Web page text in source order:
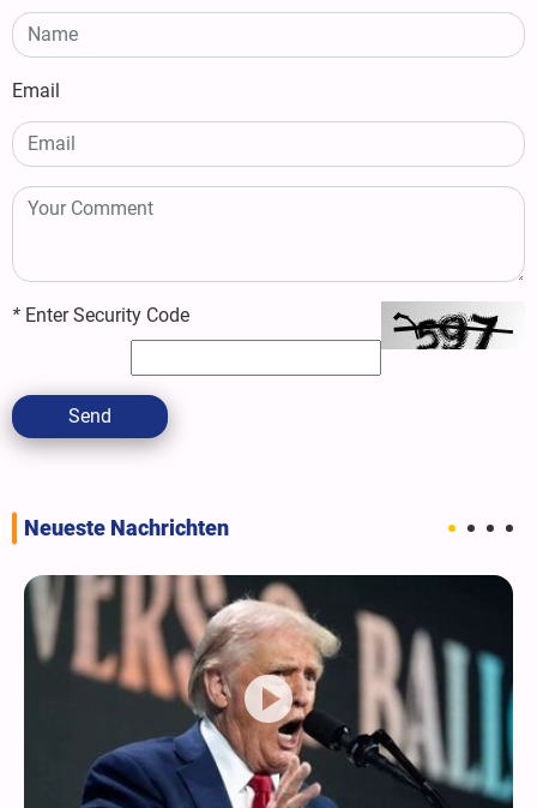
Email
* Enter Security Code
Send
Neueste Nachrichten